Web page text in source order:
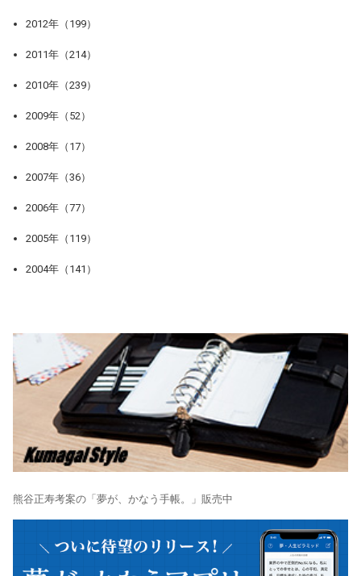
2012年（199）
2011年（214）
2010年（239）
2009年（52）
2008年（17）
2007年（36）
2006年（77）
2005年（119）
2004年（141）
熊谷正寿考案の「夢が、かなう手帳。」販売中